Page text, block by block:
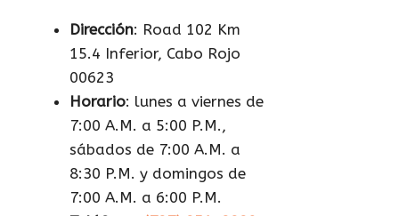
Dirección: Road 102 Km
15.4 Inferior, Cabo Rojo
00623
Horario: lunes a viernes de
7:00 A.M. a 5:00 P.M.,
sábados de 7:00 A.M. a
8:30 P.M. y domingos de
7:00 A.M. a 6:00 P.M.